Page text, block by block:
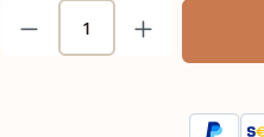
Produkt Anzahl: